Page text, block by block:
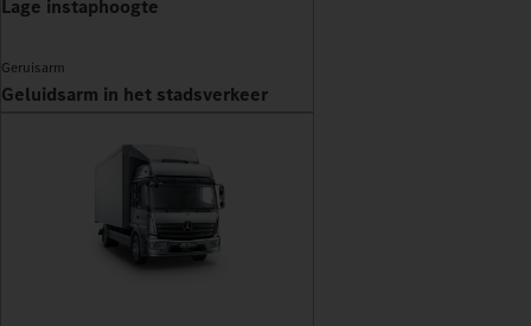
Lage instaphoogte
Geruisarm
Geluidsarm in het stadsverkeer